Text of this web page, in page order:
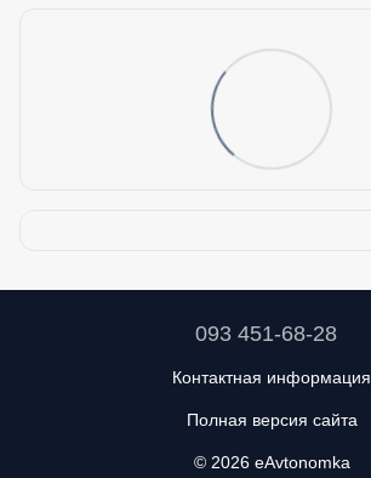
093 451-68-28
Контактная информация
Полная версия сайта
© 2026 eAvtonomka